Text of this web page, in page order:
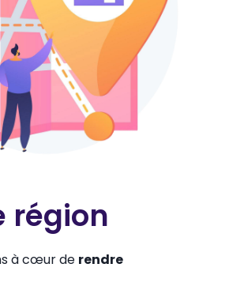
région
à cœur de rendre